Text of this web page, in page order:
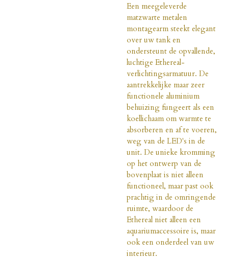
Een meegeleverde
matzwarte metalen
montagearm steekt elegant
over uw tank en
ondersteunt de opvallende,
luchtige Ethereal-
verlichtingsarmatuur. De
aantrekkelijke maar zeer
functionele aluminium
behuizing fungeert als een
koellichaam om warmte te
absorberen en af te voeren,
weg van de LED's in de
unit. De unieke kromming
op het ontwerp van de
bovenplaat is niet alleen
functioneel, maar past ook
prachtig in de omringende
ruimte, waardoor de
Ethereal niet alleen een
aquariumaccessoire is, maar
ook een onderdeel van uw
interieur.